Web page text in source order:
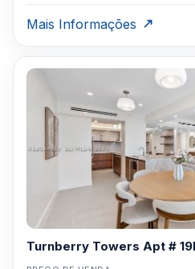
Mais Informações
Turnberry Towers Apt #